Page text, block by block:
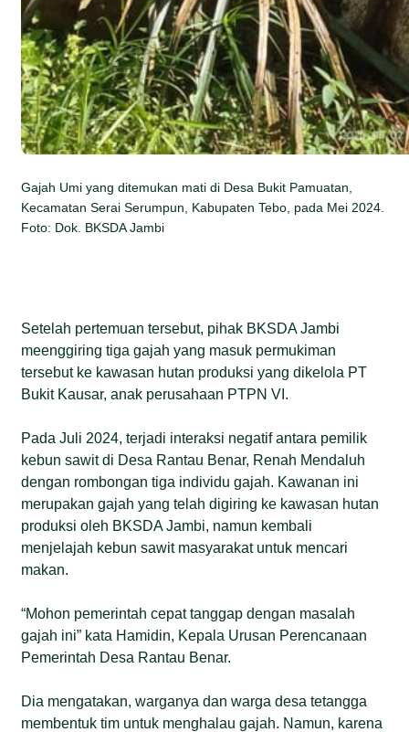
Gajah Umi yang ditemukan mati di Desa Bukit Pamuatan,
Kecamatan Serai Serumpun, Kabupaten Tebo, pada Mei 2024.
Foto: Dok. BKSDA Jambi
Setelah pertemuan tersebut, pihak BKSDA Jambi
meenggiring tiga gajah yang masuk permukiman
tersebut ke kawasan hutan produksi yang dikelola PT
Bukit Kausar, anak perusahaan PTPN VI.
Pada Juli 2024, terjadi interaksi negatif antara pemilik
kebun sawit di Desa Rantau Benar, Renah Mendaluh
dengan rombongan tiga individu gajah. Kawanan ini
merupakan gajah yang telah digiring ke kawasan hutan
produksi oleh BKSDA Jambi, namun kembali
menjelajah kebun sawit masyarakat untuk mencari
makan.
“Mohon pemerintah cepat tanggap dengan masalah
gajah ini” kata Hamidin, Kepala Urusan Perencanaan
Pemerintah Desa Rantau Benar.
Dia mengatakan, warganya dan warga desa tetangga
membentuk tim untuk menghalau gajah. Namun, karena